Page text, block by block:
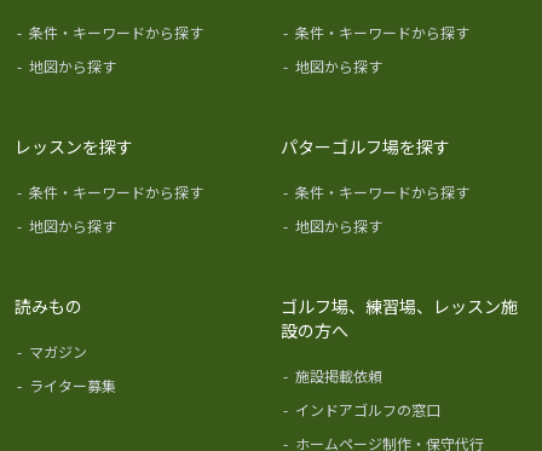
- 条件・キーワードから探す
- 地図から探す
- 条件・キーワードから探す
- 地図から探す
レッスンを探す
- 条件・キーワードから探す
- 地図から探す
パターゴルフ場を探す
- 条件・キーワードから探す
- 地図から探す
読みもの
- マガジン
- ライター募集
ゴルフ場、練習場、レッスン施
設の方へ
- 施設掲載依頼
- インドアゴルフの窓口
- ホームページ制作・保守代行